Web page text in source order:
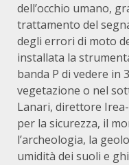
dell’occhio umano,
trattamento del
degli errori di moto
installata la
banda P di vedere in
vegetazione o nel
Lanari, direttore
per la sicurezza, il
l’archeologia, la
umidità dei suoli e